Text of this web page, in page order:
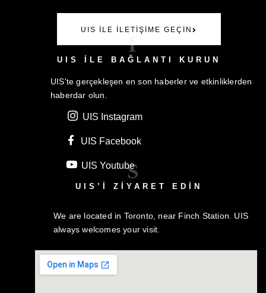
UIS ILE İLETIŞIME GEÇIN
I
UIS ILE BAĞLANTI KURUN
UIS'te gerçekleşen en son haberler ve etkinliklerden
haberdar olun.
UIS Instagram
UIS Facebook
UIS Youtube
S
UIS’I ZIYARET EDIN
We are located in Toronto, near Finch Station. UIS
always welcomes your visit.